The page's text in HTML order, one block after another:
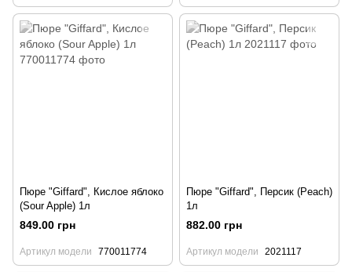
Пюре "Giffard", Кислое яблоко
(Sour Apple) 1л
849.00 грн
Артикул модели 770011774
Пюре "Giffard", Персик (Peach)
1л
882.00 грн
Артикул модели 2021117